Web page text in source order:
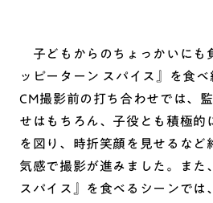
子どもからのちょっかいにも
ッピーターン スパイス』を食
CM撮影前の打ち合わせでは、
せはもちろん、子役とも積極的
を図り、時折笑顔を見せるなど
気感で撮影が進みました。また
スパイス』を食べるシーンでは